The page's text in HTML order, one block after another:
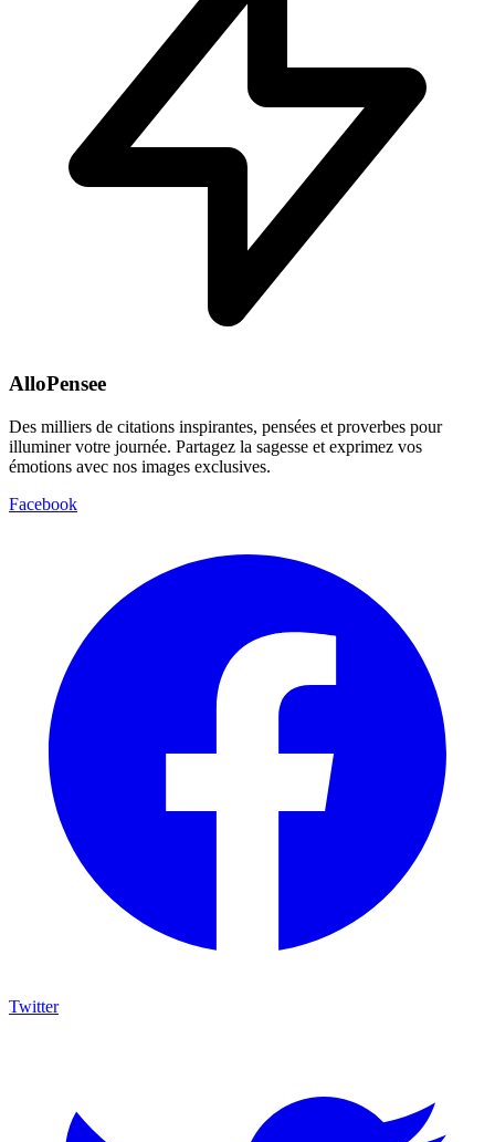
AlloPensee
Des milliers de citations inspirantes, pensées et proverbes pour
illuminer votre journée. Partagez la sagesse et exprimez vos
émotions avec nos images exclusives.
Facebook
Twitter